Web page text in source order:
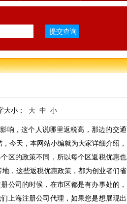
小： 大 中 小
，这个人说哪里返税高，那边的交通
今天，本网站小编就为大家详细介绍，
的政策不同，所以每个区返税优惠也
，这些返税优惠政策，都为创业者们省
的时候，在市区都是有办事处的，
海注册公司代理，如果您是想展现出